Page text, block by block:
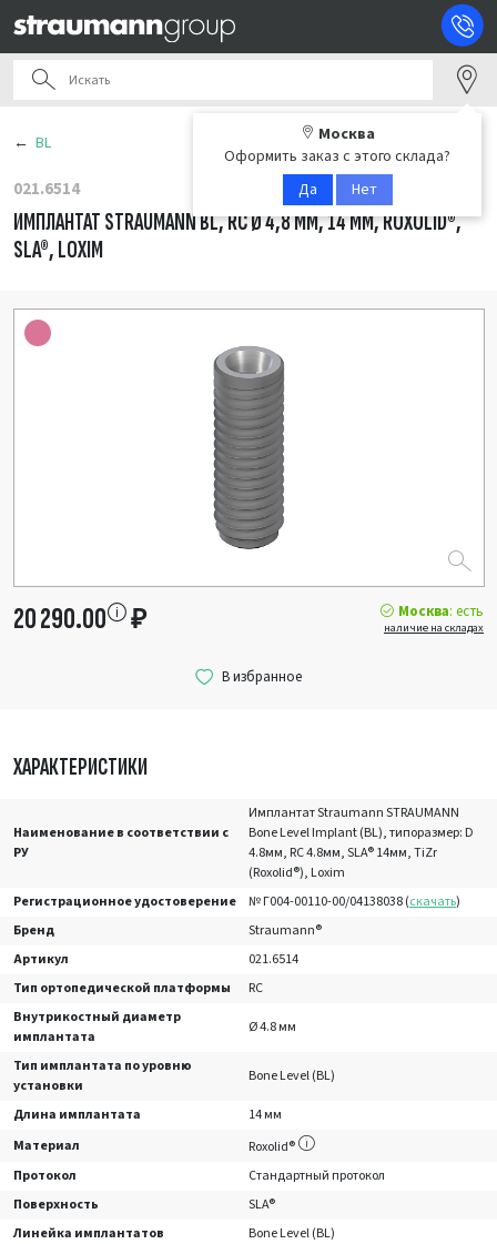
Москва
Оформить заказ с этого склада?
Да
Нет
BL
021.6514
ИМПЛАНТАТ STRAUMANN BL, RC Ø 4,8 ММ, 14 ММ, ROXOLID®,
SLA®, LOXIM
ХАРАКТЕРИСТИКИ
Наименование в соответствии с
РУ
Имплантат Straumann STRAUMANN
Bone Level Implant (BL), типоразмер: D
4.8мм, RC 4.8мм, SLA® 14мм, TiZr
(Roxolid®), Loxim
Регистрационное удостоверение
№ Г004-00110-00/04138038 (скачать)
Бренд
Straumann®
Артикул
021.6514
Тип ортопедической платформы
RC
Внутрикостный диаметр
имплантата
Ø 4.8 мм
Тип имплантата по уровню
установки
Bone Level (BL)
Длина имплантата
14 мм
Материал
Roxolid®
Протокол
Стандартный протокол
Поверхность
SLA®
Линейка имплантатов
Bone Level (BL)
20 290.00 ₽ Москва: есть
наличие на складах